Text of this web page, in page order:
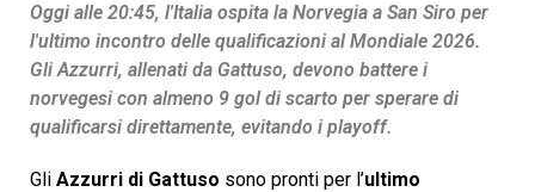
Oggi alle 20:45, l'Italia ospita la Norvegia a San Siro per
l'ultimo incontro delle qualificazioni al Mondiale 2026.
Gli Azzurri, allenati da Gattuso, devono battere i
norvegesi con almeno 9 gol di scarto per sperare di
qualificarsi direttamente, evitando i playoff.
Gli Azzurri di Gattuso sono pronti per l’ultimo